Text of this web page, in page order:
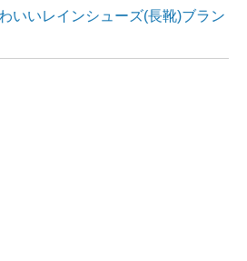
いいレインシューズ(長靴)ブラン